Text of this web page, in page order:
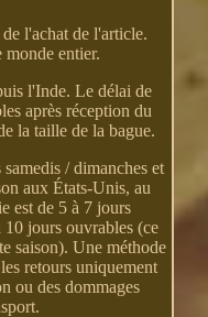
l'achat de l'article.
monde entier.
l'Inde. Le délai de
après réception du
la taille de la bague.
/ dimanches et
aux États-Unis, au
est de 5 à 7 jours
10 jours ouvrables (ce
saison). Une méthode
retours uniquement
ou des dommages